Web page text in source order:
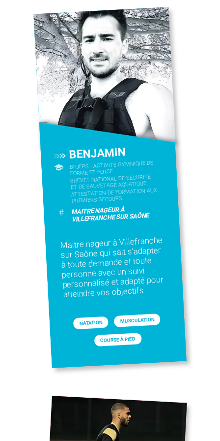
BENJAMIN
BPJEPS - ACTIVITÉ GYMNIQUE DE
FORME ET FORCE
BREVET NATIONAL DE SÉCURITÉ
ET DE SAUVETAGE AQUATIQUE
ATTESTATION DE FORMATION AUX
PREMIERS SECOURS
# MAITRE NAGEUR À
VILLEFRANCHE SUR SAÔNE
Maitre nageur à Villefranche
sur Saône qui sait s'adapter
à toute demande et toute
personne avec un suivi
personnalisé et adapté pour
atteindre vos objectifs
NATATION MUSCULATION
COURSE À PIED